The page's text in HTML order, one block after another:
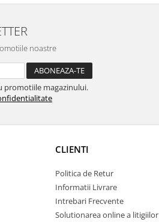
noastre
promotiile magazinului.
CLIENTI
Politica de Retur
Informatii Livrare
Intrebari Frecvente
Solutionarea online a litigiilor